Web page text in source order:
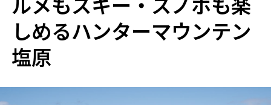
しめるハンターマウンテン
塩原